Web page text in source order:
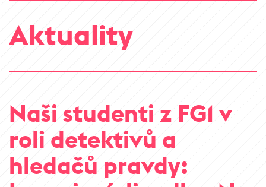
Aktuality
Naši studenti z FG1 v
roli detektivů a
hledačů pravdy: